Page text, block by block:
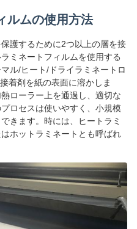
ルムの使用方法
護するために2つ以上の層を接
ミネートフィルムを使用する
ル/ヒート/ドライラミネートロ
着剤を紙の表面に溶かしま
ローラー上を通過し、適切な
ロセスは使いやすく、小規模
きます。時には、ヒートラミ
ホットラミネートとも呼ばれ